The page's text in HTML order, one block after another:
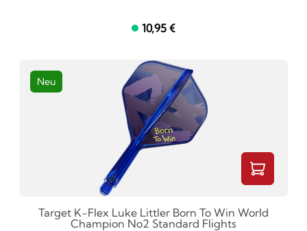
10,95 €
Neu
Target K-Flex Luke Littler Born To Win World
Champion No2 Standard Flights